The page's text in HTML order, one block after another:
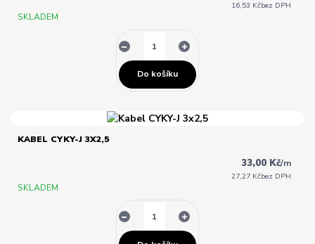
16,53 Kčbez DPH
SKLADEM
Do košíku
KABEL CYKY-J 3X2,5
33,00 Kč/m
27,27 Kčbez DPH
SKLADEM